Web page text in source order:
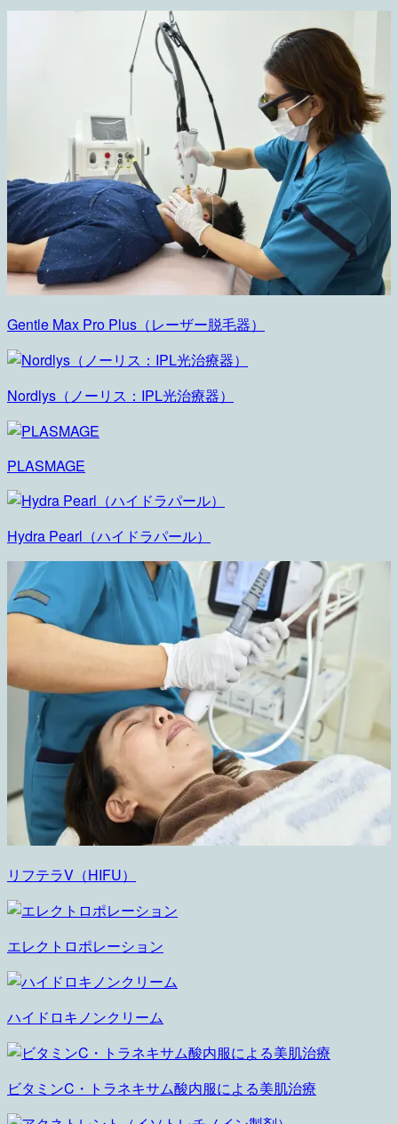
Gentle Max Pro Plus（レーザー脱毛器）
Nordlys（ノーリス：IPL光治療器）
PLASMAGE
Hydra Pearl（ハイドラパール）
リフテラV（HIFU）
エレクトロポレーション
ハイドロキノンクリーム
ビタミンC・トラネキサム酸内服による美肌治療